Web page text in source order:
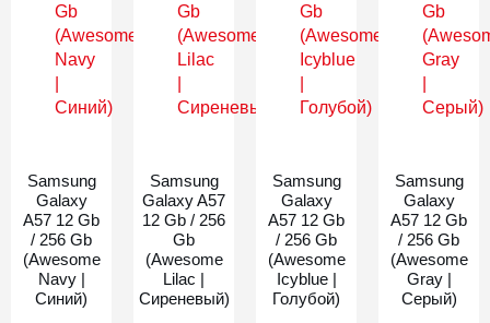
Samsung
Galaxy
A57 12 Gb
/ 256 Gb
(Awesome
Navy |
Синий)
Samsung
Galaxy A57
12 Gb / 256
Gb
(Awesome
Lilac |
Сиреневый)
Samsung
Galaxy
A57 12 Gb
/ 256 Gb
(Awesome
Icyblue |
Голубой)
Samsung
Galaxy
A57 12 Gb
/ 256 Gb
(Awesome
Gray |
Серый)